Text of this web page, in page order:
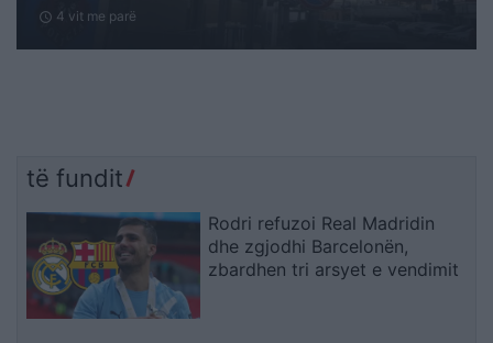
schedule 4 vit me parë
të fundit
Rodri refuzoi Real Madridin
dhe zgjodhi Barcelonën,
zbardhen tri arsyet e vendimit